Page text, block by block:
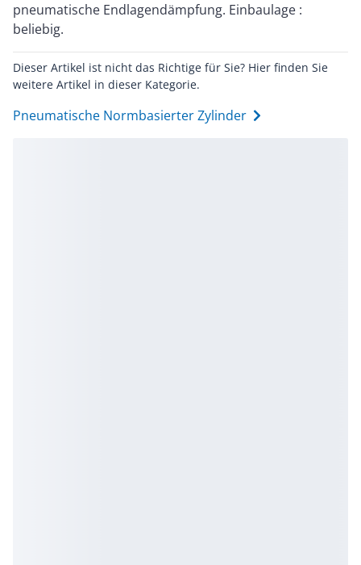
pneumatische Endlagendämpfung. Einbaulage :
beliebig.
Dieser Artikel ist nicht das Richtige für Sie? Hier finden Sie
weitere Artikel in dieser Kategorie.
Pneumatische Normbasierter Zylinder